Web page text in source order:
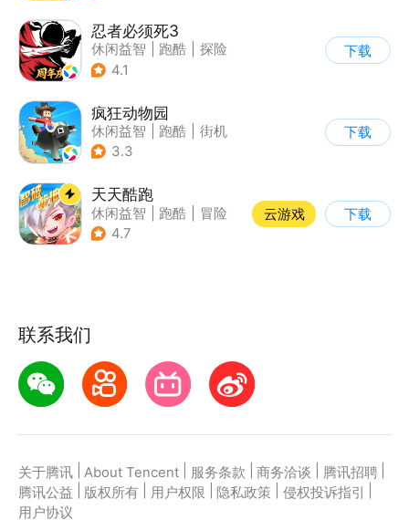
忍者必须死3
休闲益智 跑酷
探险
| 和风
4.1
下载
疯狂动物园
休闲益智 跑酷
街机
| 像素风
3.3
下载
天天酷跑
休闲益智 跑酷
冒险
| 萌系
4.7
云游戏 下载
联系我们
关于腾讯 About Tencent 服务条款 商务洽谈 腾讯招聘
腾讯公益
版权所有 用户权限 隐私政策 侵权投诉指引
用户协议